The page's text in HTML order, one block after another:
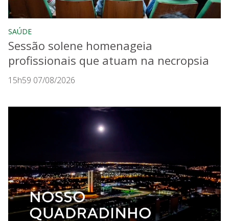
SAÚDE
Sessão solene homenageia
profissionais que atuam na necropsia
15h59 07/08/2026